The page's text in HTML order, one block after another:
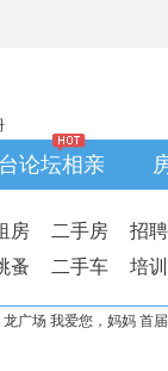
论坛相亲
房 二手房 招聘
蚤
二手车 培训
龙广场 我爱您，妈妈 首